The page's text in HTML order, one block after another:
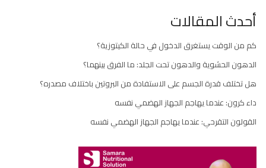
أحدث المقالات
كم من الوقت يستغرق الدخول في حالة الكيتوزية؟
الدهون الحشوية والدهون تحت الجلد: ما الفرق بينهما؟
هل تختلف قدرة الجسم على الاستفادة من البروتين باختلاف مصدره؟
داء كرون: عندما يهاجم الجهاز الهضمي نفسه
القولون التقرحي: عندما يهاجم الجهاز الهضمي نفسه